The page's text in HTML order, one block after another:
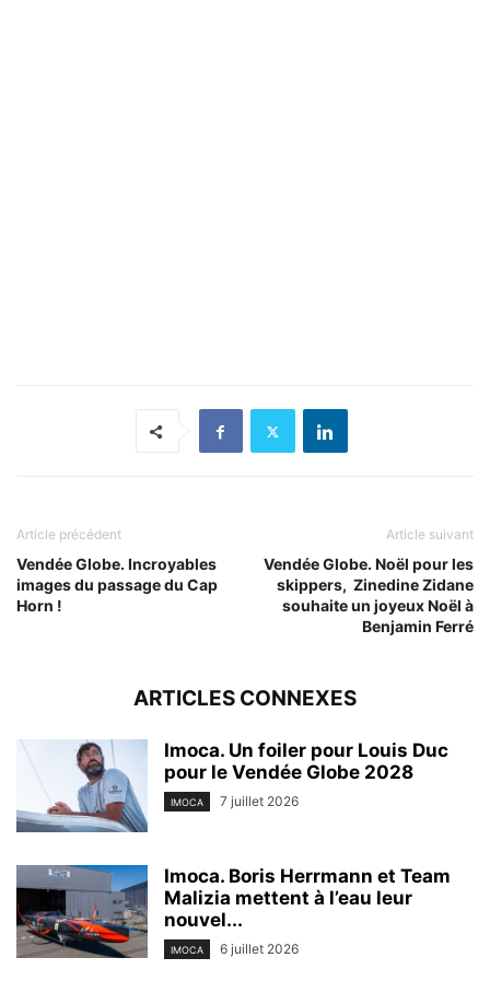
Article précédent
Vendée Globe. Incroyables
images du passage du Cap
Horn !
Article suivant
Vendée Globe. Noël pour les
skippers, Zinedine Zidane
souhaite un joyeux Noël à
Benjamin Ferré
ARTICLES CONNEXES
Imoca. Un foiler pour Louis Duc
pour le Vendée Globe 2028
IMOCA 7 juillet 2026
Imoca. Boris Herrmann et Team
Malizia mettent à l’eau leur
nouvel...
IMOCA 6 juillet 2026